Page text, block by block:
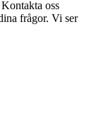
oss
frågor. Vi ser